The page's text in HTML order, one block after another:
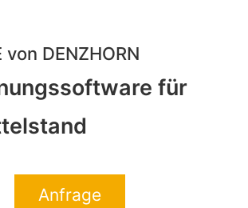
von DENZHORN
für
Anfrage